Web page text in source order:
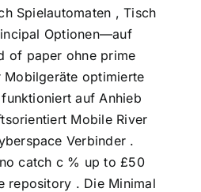
Spielautomaten , Tisch
Optionen—auf
of paper ohne prime
optimierte
auf Anhieb
Mobile River
Verbinder .
catch c % up to £50
repository . Die Minimal